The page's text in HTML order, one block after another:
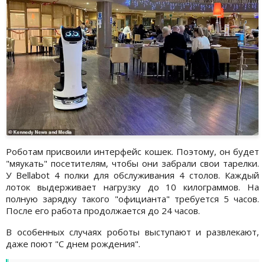
Роботам присвоили интерфейс кошек. Поэтому, он будет
"мяукать" посетителям, чтобы они забрали свои тарелки.
У Bellabot 4 полки для обслуживания 4 столов. Каждый
лоток выдерживает нагрузку до 10 килограммов. На
полную зарядку такого "официанта" требуется 5 часов.
После его работа продолжается до 24 часов.
В особенных случаях роботы выступают и развлекают,
даже поют "С днем рождения".